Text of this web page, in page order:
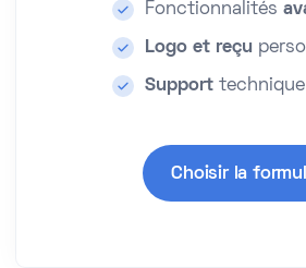
Fonctionnalités
Logo et reçu
Support technique
Choisir la